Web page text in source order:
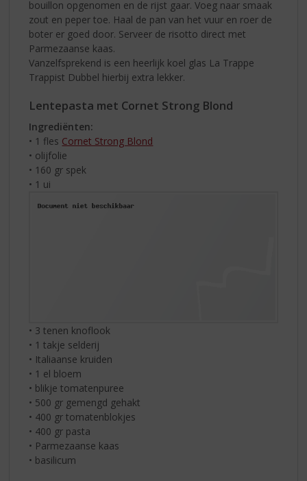
bouillon opgenomen en de rijst gaar. Voeg naar smaak
zout en peper toe. Haal de pan van het vuur en roer de
boter er goed door. Serveer de risotto direct met
Parmezaanse kaas.
Vanzelfsprekend is een heerlijk koel glas La Trappe
Trappist Dubbel hierbij extra lekker.
Lentepasta met Cornet Strong Blond
Ingrediënten:
• 1 fles Cornet Strong Blond
• olijfolie
• 160 gr spek
• 1 ui
• 3 tenen knoflook
• 1 takje selderij
• Italiaanse kruiden
• 1 el bloem
• blikje tomatenpuree
• 500 gr gemengd gehakt
• 400 gr tomatenblokjes
• 400 gr pasta
• Parmezaanse kaas
• basilicum